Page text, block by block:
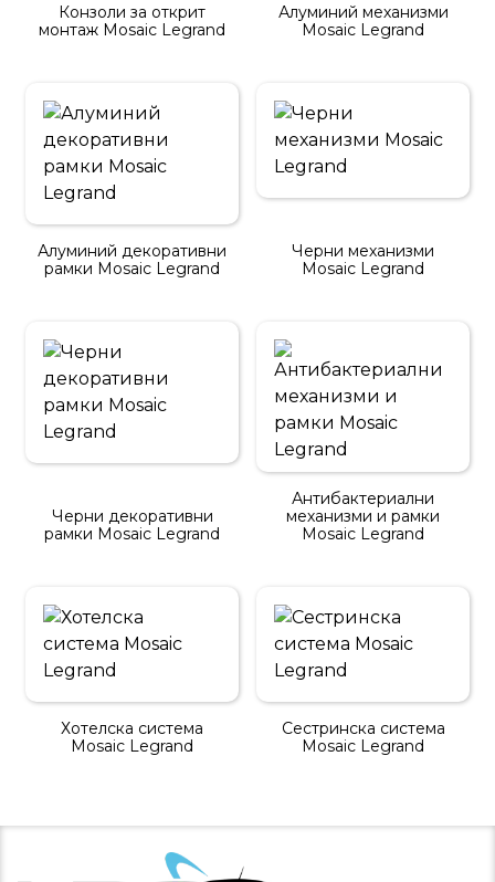
Конзоли за открит
монтаж Mosaic Legrand
Алуминий механизми
Mosaic Legrand
Алуминий декоративни
рамки Mosaic Legrand
Черни механизми
Mosaic Legrand
Черни декоративни
рамки Mosaic Legrand
Антибактериални
механизми и рамки
Mosaic Legrand
Хотелска система
Mosaic Legrand
Сестринска система
Mosaic Legrand